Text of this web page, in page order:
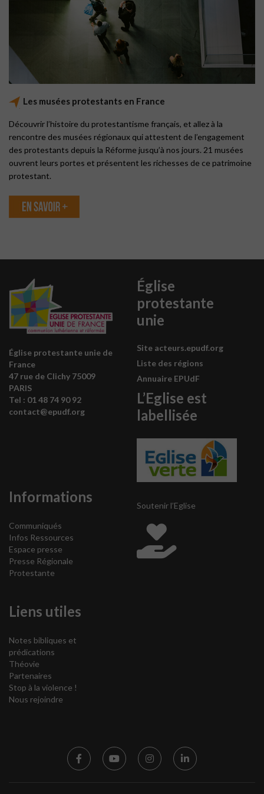
Les musées protestants en France
Découvrir l’histoire du protestantisme français, et allez à la
rencontre des musées régionaux qui attestent de l’engagement
des protestants depuis la Réforme jusqu’à nos jours. 21 musées
ouvrent leurs portes et présentent les richesses de ce patrimoine
protestant.
Église protestante unie de
France
47 rue de Clichy 75009
PARIS
Tel : 01 48 74 90 92
contact@epudf.org
Église
protestante
unie
Site acteurs.epudf.org
Liste des régions
Annuaire EPUdF
L’Eglise est
labellisée
Informations
Communiqués
Infos Ressources
Espace presse
Presse Régionale
Protestante
Liens utiles
Notes bibliques et
prédications
Théovie
Partenaires
Stop à la violence !
Nous rejoindre
Soutenir l’Eglise